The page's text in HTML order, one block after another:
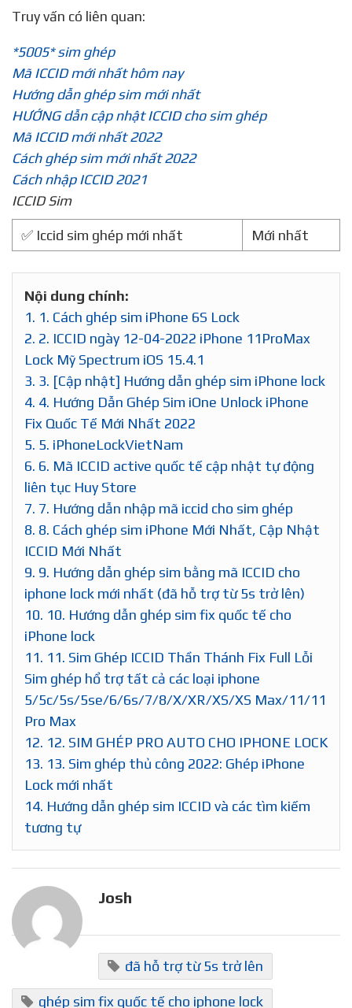
Truy vấn có liên quan:
*5005* sim ghép
Mã ICCID mới nhất hôm nay
Hướng dẫn ghép sim mới nhất
HƯỚNG dẫn cập nhật ICCID cho sim ghép
Mã ICCID mới nhất 2022
Cách ghép sim mới nhất 2022
Cách nhập ICCID 2021
ICCID Sim
✅ Iccid sim ghép mới nhất Mới nhất
Nội dung chính:
1. 1. Cách ghép sim iPhone 6S Lock
2. 2. ICCID ngày 12-04-2022 iPhone 11ProMax
Lock Mỹ Spectrum iOS 15.4.1
3. 3. [Cập nhật] Hướng dẫn ghép sim iPhone lock
4. 4. Hướng Dẫn Ghép Sim iOne Unlock iPhone
Fix Quốc Tế Mới Nhất 2022
5. 5. iPhoneLockVietNam
6. 6. Mã ICCID active quốc tế cập nhật tự động
liên tục Huy Store
7. 7. Hướng dẫn nhập mã iccid cho sim ghép
8. 8. Cách ghép sim iPhone Mới Nhất, Cập Nhật
ICCID Mới Nhất
9. 9. Hướng dẫn ghép sim bằng mã ICCID cho
iphone lock mới nhất (đã hỗ trợ từ 5s trở lên)
10. 10. Hướng dẫn ghép sim fix quốc tế cho
iPhone lock
11. 11. Sim Ghép ICCID Thần Thánh Fix Full Lỗi
Sim ghép hổ trợ tất cả các loại iphone
5/5c/5s/5se/6/6s/7/8/X/XR/XS/XS Max/11/11
Pro Max
12. 12. SIM GHÉP PRO AUTO CHO IPHONE LOCK
13. 13. Sim ghép thủ công 2022: Ghép iPhone
Lock mới nhất
14. Hướng dẫn ghép sim ICCID và các tìm kiếm
tương tự
Josh
đã hỗ trợ từ 5s trở lên
ghép sim fix quốc tế cho iphone lock